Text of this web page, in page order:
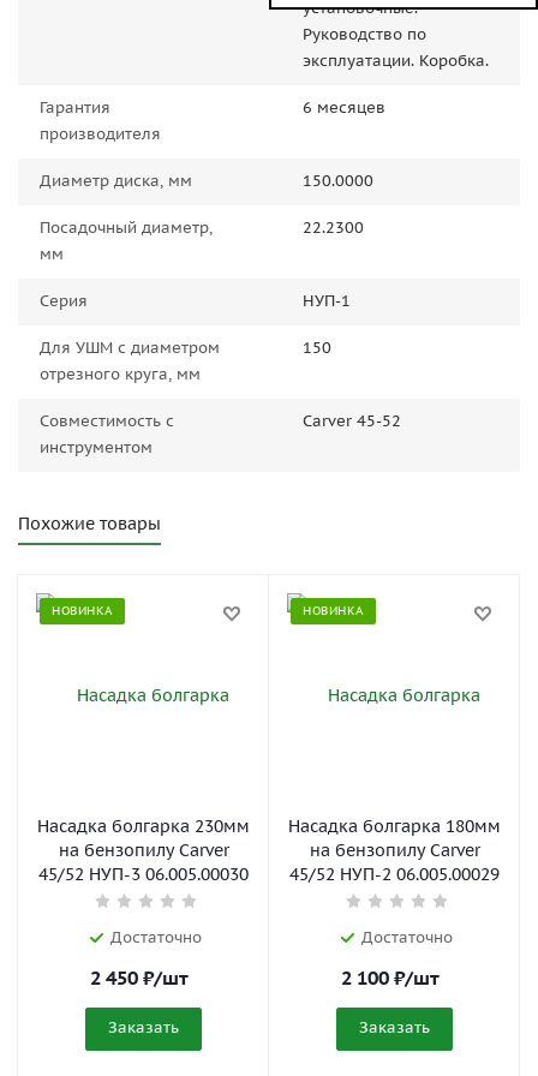
установочные.
Руководство по
эксплуатации. Коробка.
Гарантия
производителя
6 месяцев
Диаметр диска, мм 150.0000
Посадочный диаметр,
мм
22.2300
Серия НУП-1
Для УШМ с диаметром
отрезного круга, мм
150
Совместимость с
инструментом
Carver 45-52
Похожие товары
НОВИНКА
Насадка болгарка 230мм
на бензопилу Carver
45/52 НУП-3 06.005.00030
Достаточно
2 450 ₽/шт
Заказать
НОВИНКА
Насадка болгарка 180мм
на бензопилу Carver
45/52 НУП-2 06.005.00029
Достаточно
2 100 ₽/шт
Заказать